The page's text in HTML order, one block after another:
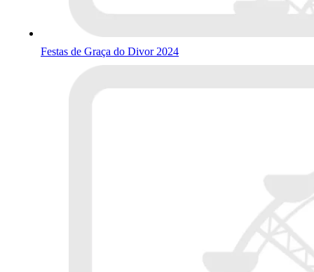
Festas de Graça do Divor 2024